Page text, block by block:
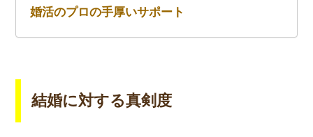
婚活のプロの手厚いサポート
結婚に対する真剣度